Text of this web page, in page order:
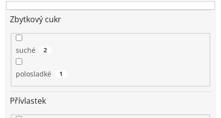
u
Zbytkový cukr
suché 2
polosladké 1
Přívlastek